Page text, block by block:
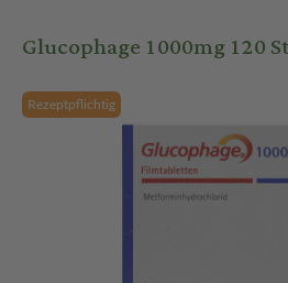
Glucophage 1000mg 120
Rezeptpflichtig